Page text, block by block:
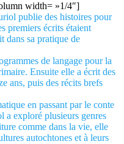
width= »1/4″]
publie des histoires pour
premiers écrits étaient
dans sa pratique de
de langage pour la
Ensuite elle a écrit des
ans, puis des récits brefs
en passant par le conte
exploré plusieurs genres
comme dans la vie, elle
autochtones et à leurs